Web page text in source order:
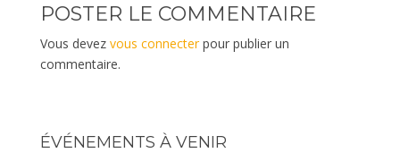
POSTER LE COMMENTAIRE
Vous devez vous connecterpour publier un
commentaire.
ÉVÉNEMENTS À VENIR